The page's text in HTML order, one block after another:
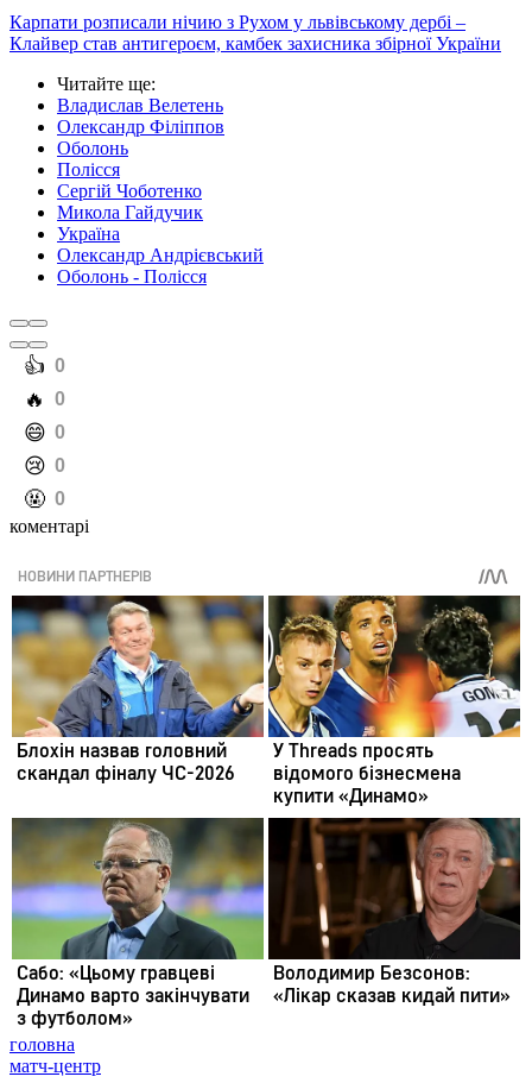
Карпати розписали нічию з Рухом у львівському дербі –
Клайвер став антигероєм, камбек захисника збірної України
Читайте ще:
Владислав Велетень
Олександр Філіппов
Оболонь
Полісся
Сергій Чоботенко
Микола Гайдучик
Україна
Олександр Андрієвський
Оболонь - Полісся
️👍 0
️🔥 0
️😄 0
️😢 0
️🤬 0
коментарі
головна
матч-центр